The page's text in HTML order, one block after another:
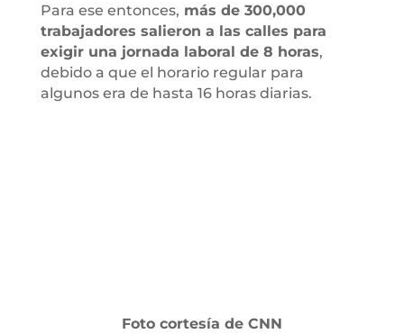
Para ese entonces, más de 300,000
trabajadores salieron a las calles para
exigir una jornada laboral de 8 horas,
debido a que el horario regular para
algunos era de hasta 16 horas diarias.
Foto cortesía de CNN